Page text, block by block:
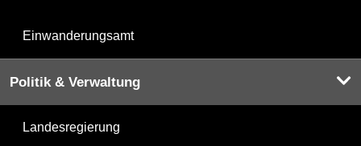
Einwanderungsamt
Politik & Verwaltung
Landesregierung